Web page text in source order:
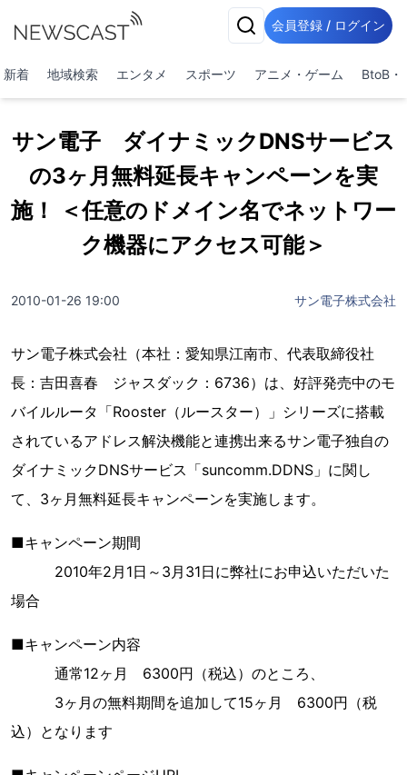
会員登録 / ログイン
新着 地域検索 エンタメ スポーツ アニメ・ゲーム BtoB・
サン電子 ダイナミックDNSサービス
の3ヶ月無料延長キャンペーンを実
施！ ＜任意のドメイン名でネットワー
ク機器にアクセス可能＞
2010-01-26 19:00 サン電子株式会社
サン電子株式会社（本社：愛知県江南市、代表取締役社
長：吉田喜春 ジャスダック：6736）は、好評発売中のモ
バイルルータ「Rooster（ルースター）」シリーズに搭載
されているアドレス解決機能と連携出来るサン電子独自の
ダイナミックDNSサービス「suncomm.DDNS」に関し
て、3ヶ月無料延長キャンペーンを実施します。
■キャンペーン期間
2010年2月1日～3月31日に弊社にお申込いただいた
場合
■キャンペーン内容
通常12ヶ月 6300円（税込）のところ、
3ヶ月の無料期間を追加して15ヶ月 6300円（税
込）となります